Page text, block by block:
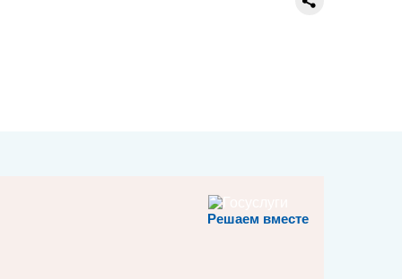
Решаем вместе